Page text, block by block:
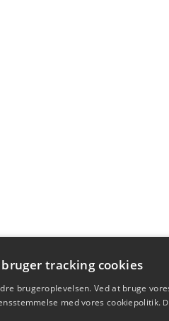
tracking cookies
brugeroplevelsen. Ved at bruge
med vores cookiepolitik.